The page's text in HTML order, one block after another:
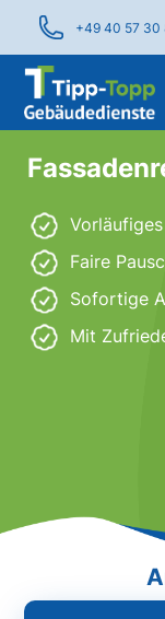
+49 40 57 30
Faire
Sofortige
Mit